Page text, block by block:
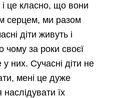
і це класно, що вони
серцем, ми разом
діти живуть і
за роки своєї
них. Сучасні діти не
мені це дуже
наслідувати їх